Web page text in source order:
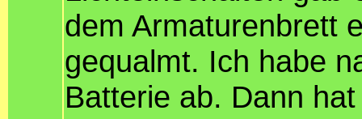
dem Armaturenbrett
gequalmt. Ich habe
Batterie ab. Dann